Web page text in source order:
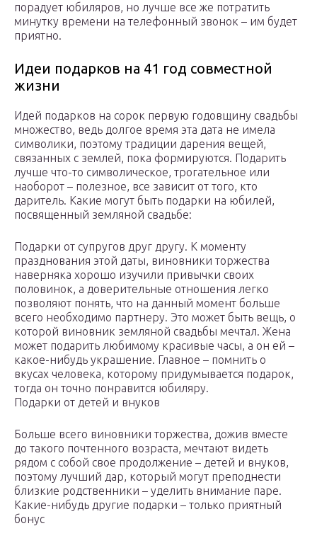
порадует юбиляров, но лучше все же потратить
минутку времени на телефонный звонок – им будет
приятно.
Идеи подарков на 41 год совместной
жизни
Идей подарков на сорок первую годовщину свадьбы
множество, ведь долгое время эта дата не имела
символики, поэтому традиции дарения вещей,
связанных с землей, пока формируются. Подарить
лучше что-то символическое, трогательное или
наоборот – полезное, все зависит от того, кто
даритель. Какие могут быть подарки на юбилей,
посвященный земляной свадьбе:
Подарки от супругов друг другу. К моменту
празднования этой даты, виновники торжества
наверняка хорошо изучили привычки своих
половинок, а доверительные отношения легко
позволяют понять, что на данный момент больше
всего необходимо партнеру. Это может быть вещь, о
которой виновник земляной свадьбы мечтал. Жена
может подарить любимому красивые часы, а он ей –
какое-нибудь украшение. Главное – помнить о
вкусах человека, которому придумывается подарок,
тогда он точно понравится юбиляру.
Подарки от детей и внуков
Больше всего виновники торжества, дожив вместе
до такого почтенного возраста, мечтают видеть
рядом с собой свое продолжение – детей и внуков,
поэтому лучший дар, который могут преподнести
близкие родственники – уделить внимание паре.
Какие-нибудь другие подарки – только приятный
бонус